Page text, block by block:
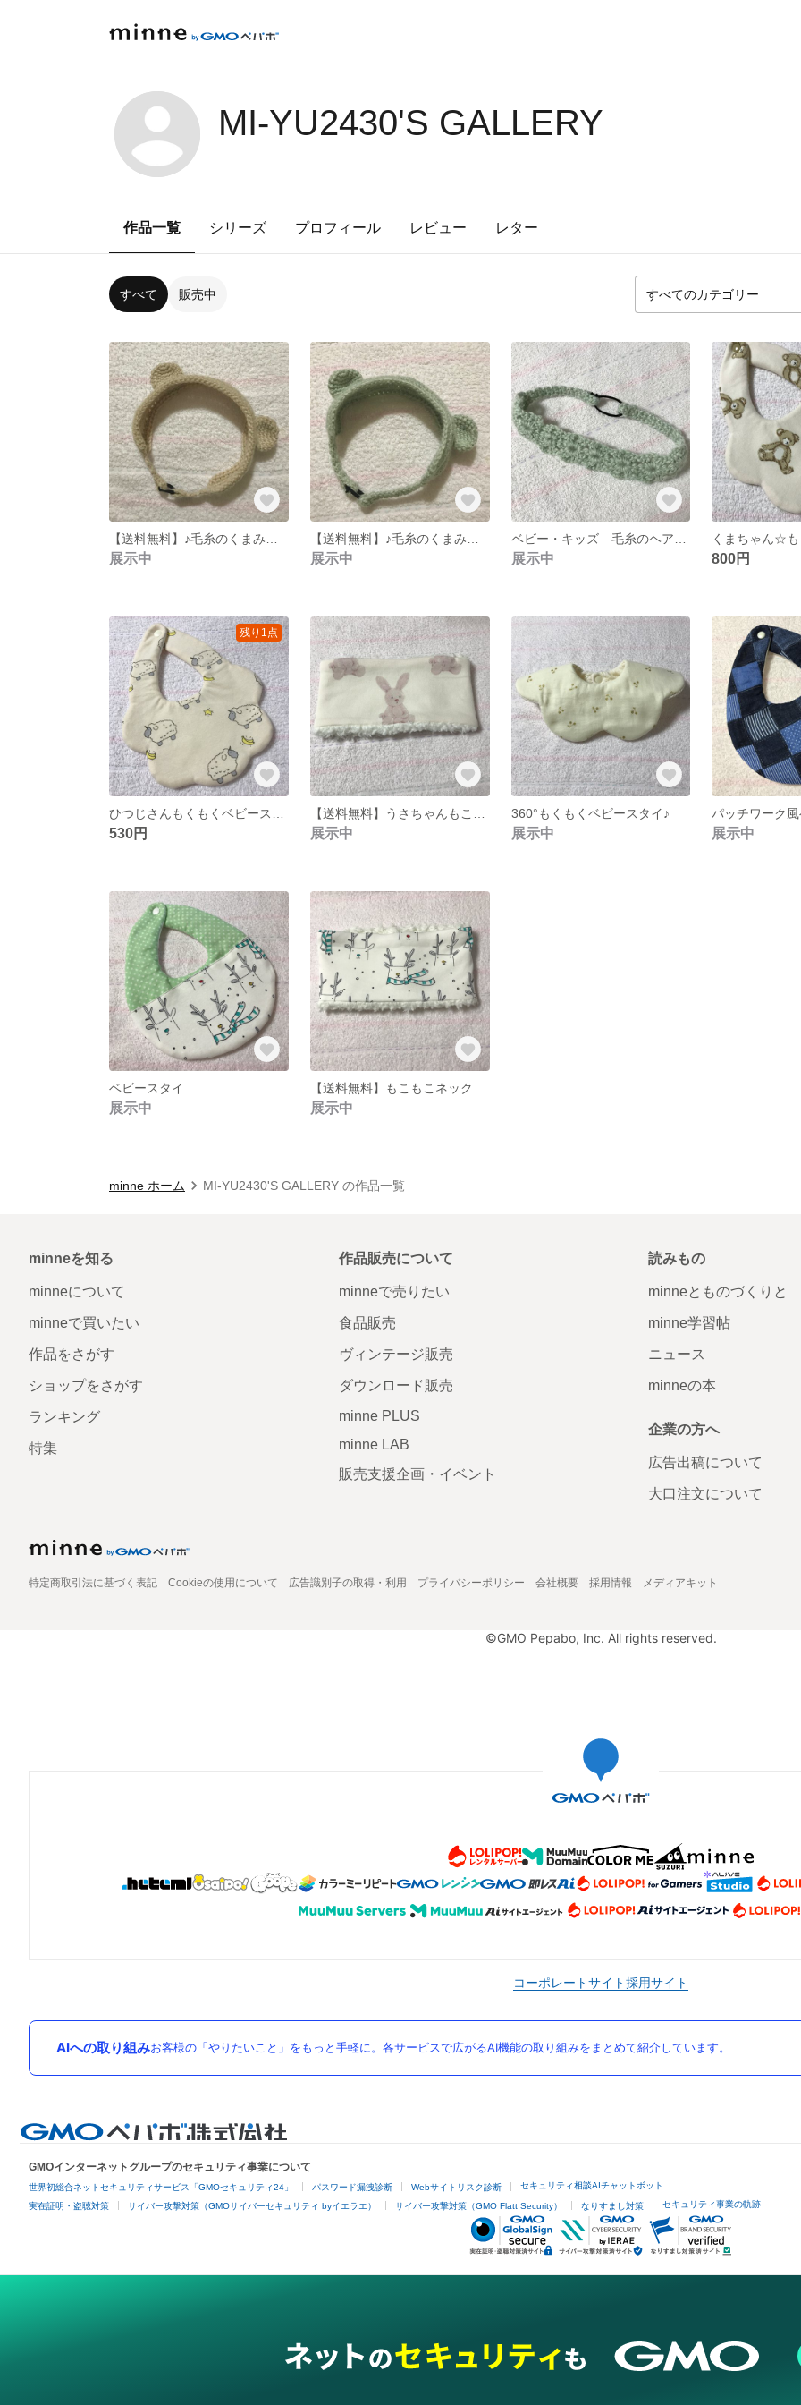
MI-YU2430'S GALLERY
作品一覧 シリーズ プロフィール レビュー レター
すべて 販売中
展示中 展示中 展示中 800円
残り1点
530円 展示中
360°もくもくベビースタイ♪
展示中
パッチワーク
展示中
ベビースタイ
展示中 展示中
minne ホーム MI-YU2430'S GALLERY の作品一覧
minneを知る
minneについて
minneで買いたい
作品をさがす
ショップをさがす
ランキング
特集
作品販売について
minneで売りたい
食品販売
ヴィンテージ販売
ダウンロード販売
minne PLUS
minne LAB
販売支援企画・イベント
読みもの
minneとものづくりと
minne学習帖
ニュース
minneの本
企業の方へ
広告出稿について
大口注文について
特定商取引法に基づく表記 Cookieの使用について 広告識別子の取得・利用 プライバシーポリシー 会社概要 採用情報 メディアキット
©GMO Pepabo, Inc. All rights reserved.
コーポレートサイト採用サイト
AIへの取り組みお客様の「やりたいこと」をもっと手軽に。各サービスで広がるAI機能の取り組みをまとめて紹介しています。
GMOインターネットグループのセキュリティ事業について
世界初総合ネットセキュリティサービス「GMOセキュリティ24」 パスワード漏洩診断 Webサイトリスク診断 セキュリティ相談AIチャットボット
実在証明・盗聴対策 サイバー攻撃対策（GMOサイバーセキュリティ byイエラエ） サイバー攻撃対策（GMO Flatt Security） なりすまし対策 セキュリティ事業の軌跡